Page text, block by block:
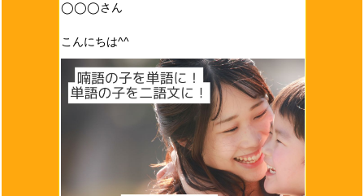
◯◯◯さん
こんにちは^^